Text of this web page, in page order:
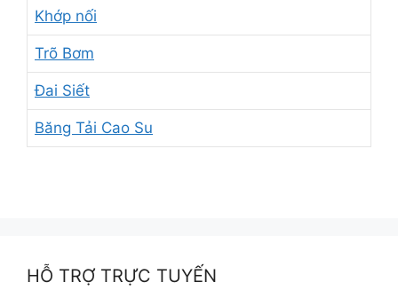
Khớp nối
Trõ Bơm
Đai Siết
Băng Tải Cao Su
HỖ TRỢ TRỰC TUYẾN